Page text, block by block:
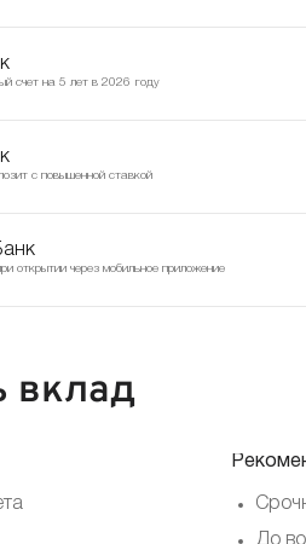
счет на 5 лет в 2026 году
c повышенной ставкой
открытии через мобильное приложение
вклад
До